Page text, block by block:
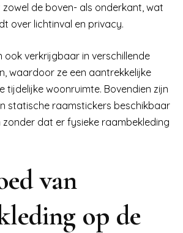
de boven- als onderkant, wat
over lichtinval en privacy.
ook verkrijgbaar in verschillende
waardoor ze een aantrekkelijke
tijdelijke woonruimte. Bovendien zijn
statische raamstickers beschikbaar
dat er fysieke raambekleding
van
op de